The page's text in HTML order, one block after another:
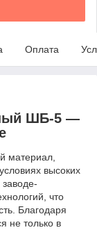
Оплата
ШБ-5 —
материал,
высоких
что
Благодаря
не только в